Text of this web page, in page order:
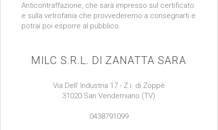
Anticontraffazione, che sarà impresso sul certificato
e sulla vetrofania che provvederemo a consegnarti e
potrai poi esporre al pubblico.
MILC S.R.L. DI ZANATTA SARA
Via Dell' Industria 17 - Z.i. di Zoppè
31020 San Vendemiano (TV)
0438791099